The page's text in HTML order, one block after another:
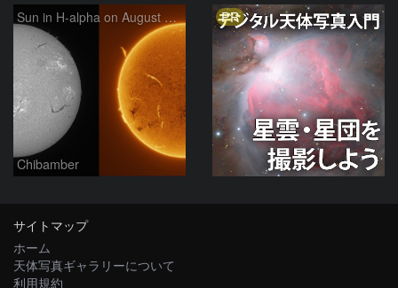
Sun in H-alpha on August 7, 2026
Chibamber
PR
サイトマップ
ホーム
天体写真ギャラリーについて
利用規約